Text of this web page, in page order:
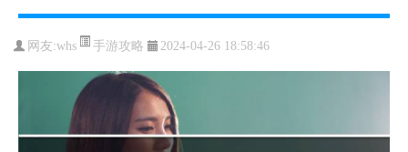
网友:whs 手游攻略 2024-04-26 18:58:46